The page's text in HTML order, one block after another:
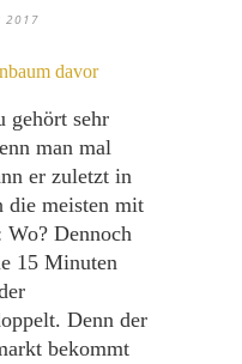
2017
gehört sehr
man mal
er zuletzt in
die meisten mit
Dennoch
15 Minuten
Denn der
bekommt